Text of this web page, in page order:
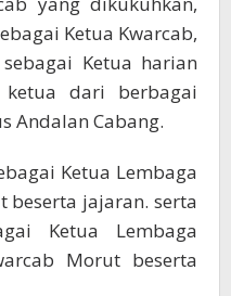
Ketua Kwarcab,
Ketua harian
dari berbagai
Andalan Cabang.
Ketua Lembaga
beserta jajaran. serta
Ketua Lembaga
Morut beserta